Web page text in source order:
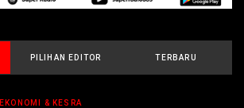
PILIHAN EDITOR TERBARU
EKONOMI & KESRA